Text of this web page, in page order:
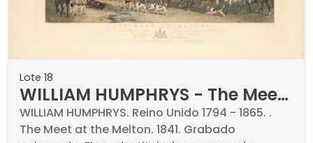
Lote 18
WILLIAM HUMPHRYS - The Meet
at the Melton
WILLIAM HUMPHRYS. Reino Unido 1794 - 1865. .
The Meet at the Melton. 1841. Grabado